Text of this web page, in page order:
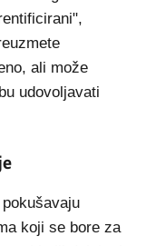
ali može
udovoljavati
koji se bore za